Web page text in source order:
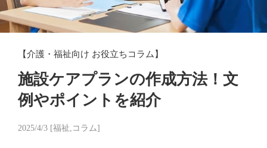
【介護・福祉向け お役立ちコラム】
施設ケアプランの作成方法！文
例やポイントを紹介
2025/4/3 [福祉,コラム]